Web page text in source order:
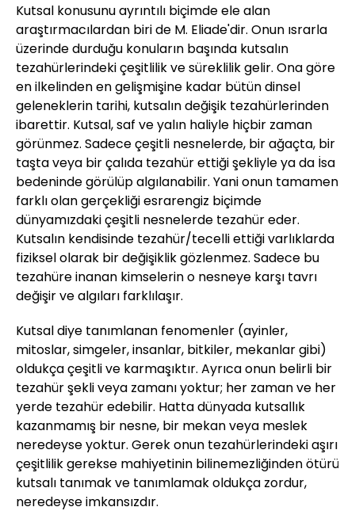
Kutsal konusunu ayrıntılı biçimde ele alan
araştırmacılardan biri de M. Eliade'dir. Onun ısrarla
üzerinde durduğu konuların başında kutsalın
tezahürlerindeki çeşitlilik ve süreklilik gelir. Ona göre
en ilkelinden en gelişmişine kadar bütün dinsel
geleneklerin tarihi, kutsalın değişik tezahürlerinden
ibarettir. Kutsal, saf ve yalın haliyle hiçbir zaman
görünmez. Sadece çeşitli nesnelerde, bir ağaçta, bir
taşta veya bir çalıda tezahür ettiği şekliyle ya da İsa
bedeninde görülüp algılanabilir. Yani onun tamamen
farklı olan gerçekliği esrarengiz biçimde
dünyamızdaki çeşitli nesnelerde tezahür eder.
Kutsalın kendisinde tezahür/tecelli ettiği varlıklarda
fiziksel olarak bir değişiklik gözlenmez. Sadece bu
tezahüre inanan kimselerin o nesneye karşı tavrı
değişir ve algıları farklılaşır.
Kutsal diye tanımlanan fenomenler (ayinler,
mitoslar, simgeler, insanlar, bitkiler, mekanlar gibi)
oldukça çeşitli ve karmaşıktır. Ayrıca onun belirli bir
tezahür şekli veya zamanı yoktur; her zaman ve her
yerde tezahür edebilir. Hatta dünyada kutsallık
kazanmamış bir nesne, bir mekan veya meslek
neredeyse yoktur. Gerek onun tezahürlerindeki aşırı
çeşitlilik gerekse mahiyetinin bilinemezliğinden ötürü
kutsalı tanımak ve tanımlamak oldukça zordur,
neredeyse imkansızdır.